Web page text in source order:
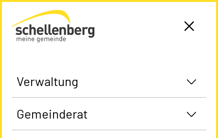
Gemeinde Schellenberg Startseite
Verwaltung
Gemeinderat